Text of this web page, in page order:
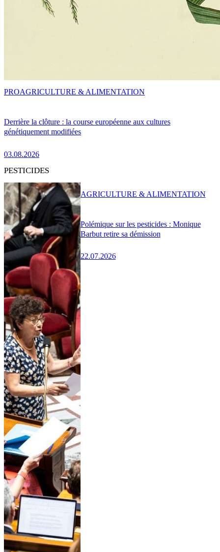
Derrière la clôture : la course européenne aux cultures
génétiquement modifiées
03.08.2026
PROAGRICULTURE & ALIMENTATION
PESTICIDES
Polémique sur les pesticides : Monique
Barbut retire sa démission
22.07.2026
AGRICULTURE & ALIMENTATION